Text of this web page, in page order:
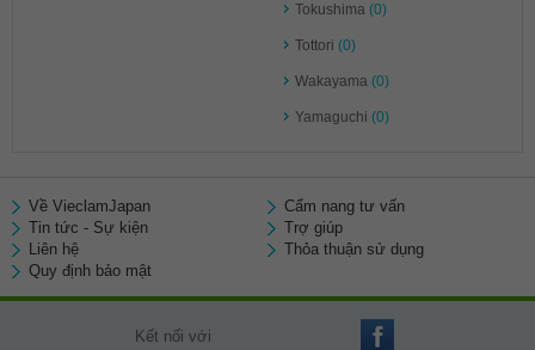
Tokushima (0)
Tottori (0)
Wakayama (0)
Yamaguchi (0)
Về VieclamJapan
Cẩm nang tư vấn
Tin tức - Sự kiện
Trợ giúp
Liên hệ
Thỏa thuận sử dụng
Quy định bảo mật
Kết nối với